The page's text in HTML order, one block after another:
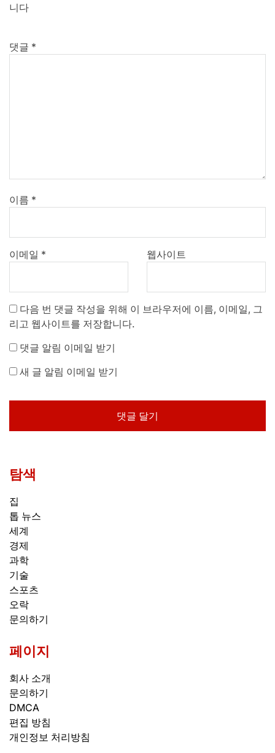
니다
댓글 *
이름 *
이메일 * 웹사이트
다음 번 댓글 작성을 위해 이 브라우저에 이름, 이메일, 그
리고 웹사이트를 저장합니다.
댓글 알림 이메일 받기
새 글 알림 이메일 받기
탐색
집
톱 뉴스
세계
경제
과학
기술
스포츠
오락
문의하기
페이지
회사 소개
문의하기
DMCA
편집 방침
개인정보 처리방침